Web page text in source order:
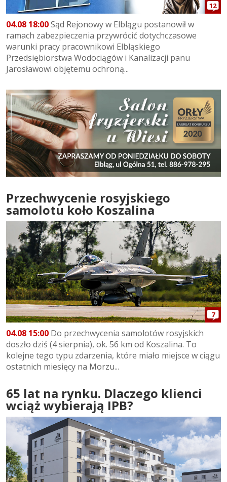
12
04.08 18:00Sąd Rejonowy w Elblągu postanowił w
ramach zabezpieczenia przywrócić dotychczasowe
warunki pracy pracownikowi Elbląskiego
Przedsiębiorstwa Wodociągów i Kanalizacji panu
Jarosławowi objętemu ochroną...
Przechwycenie rosyjskiego
samolotu koło Koszalina
7
04.08 15:00 Do przechwycenia samolotów rosyjskich
doszło dziś (4 sierpnia), ok. 56 km od Koszalina. To
kolejne tego typu zdarzenia, które miało miejsce w ciągu
ostatnich miesięcy na Morzu...
65 lat na rynku. Dlaczego klienci
wciąż wybierają IPB?